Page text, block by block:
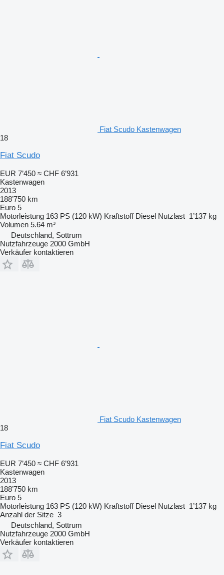
Fiat Scudo Kastenwagen
18
Fiat Scudo
EUR 7’450 ≈ CHF 6’931
Kastenwagen
2013
188’750 km
Euro 5
Motorleistung 163 PS (120 kW) Kraftstoff Diesel Nutzlast 1’137 kg
Volumen 5.64 m³
Deutschland, Sottrum
Nutzfahrzeuge 2000 GmbH
Verkäufer kontaktieren
Fiat Scudo Kastenwagen
18
Fiat Scudo
EUR 7’450 ≈ CHF 6’931
Kastenwagen
2013
188’750 km
Euro 5
Motorleistung 163 PS (120 kW) Kraftstoff Diesel Nutzlast 1’137 kg
Anzahl der Sitze 3
Deutschland, Sottrum
Nutzfahrzeuge 2000 GmbH
Verkäufer kontaktieren